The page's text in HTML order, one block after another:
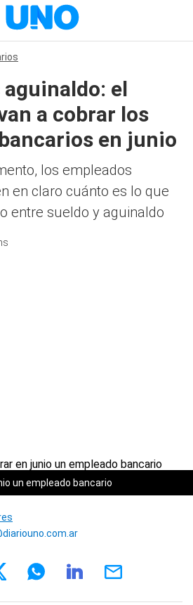
aguinaldo: el
a cobrar los
en junio
los empleados
en claro cuánto es lo que
entre sueldo y aguinaldo
un empleado bancario